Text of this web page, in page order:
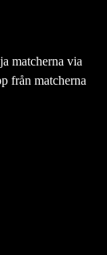
matcherna via
från matcherna